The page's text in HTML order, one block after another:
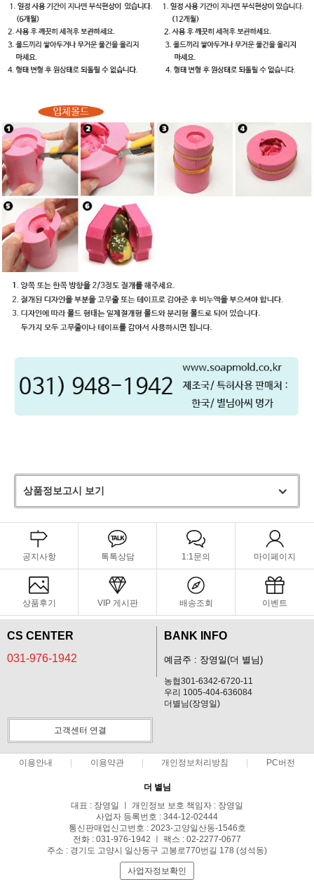
상품정보고시 보기
공지사항 톡톡상담 1:1문의 마이페이지
상품후기 VIP 게시판 배송조회 이벤트
CS CENTER
031-976-1942
BANK INFO
예금주 : 장영일(더 별님)
농협301-6342-6720-11
우리 1005-404-636084
더별님(장영일)
고객센터 연결
이용안내 이용약관 개인정보처리방침 PC버전
더 별님
대표 : 장영일 ㅣ 개인정보 보호 책임자 : 장영일
사업자 등록번호 : 344-12-02444
통신판매업신고번호 : 2023-고양일산동-1546호
전화 : 031-976-1942 ㅣ 팩스 : 02-2277-0677
주소 : 경기도 고양시 일산동구 고봉로770번길 178 (성석동)
사업자정보확인